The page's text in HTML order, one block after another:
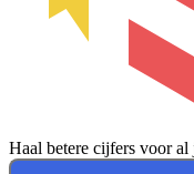
Haal betere cijfers voor al